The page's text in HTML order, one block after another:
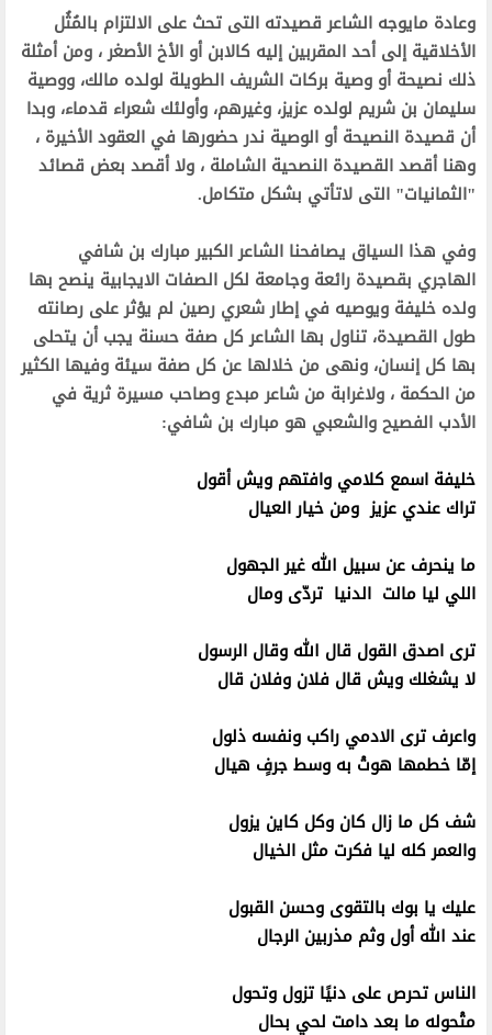
وعادة مايوجه الشاعر قصيدته التى تحث على الالتزام بالمُثُل
الأخلاقية إلى أحد المقربين إليه كالابن أو الأخ الأصغر ، ومن أمثلة
ذلك نصيحة أو وصية بركات الشريف الطويلة لولده مالك، ووصية
سليمان بن شريم لولده عزيز، وغيرهم، وأولئك شعراء قدماء، وبدا
أن قصيدة النصيحة أو الوصية ندر حضورها في العقود الأخيرة ،
وهنا أقصد القصيدة النصحية الشاملة ، ولا أقصد بعض قصائد
"الثمانيات" التى لاتأتي بشكل متكامل.
وفي هذا السياق يصافحنا الشاعر الكبير مبارك بن شافي
الهاجري بقصيدة رائعة وجامعة لكل الصفات الايجابية ينصح بها
ولده خليفة ويوصيه في إطار شعري رصين لم يؤثر على رصانته
طول القصيدة، تناول بها الشاعر كل صفة حسنة يجب أن يتحلى
بها كل إنسان، ونهى من خلالها عن كل صفة سيئة وفيها الكثير
من الحكمة ، ولاغرابة من شاعر مبدع وصاحب مسيرة ثرية في
الأدب الفصيح والشعبي هو مبارك بن شافي:
خليفة اسمع كلامي وافتهم ويش أقول
تراك عندي عزيز ومن خيار العيال
ما ينحرف عن سبيل الله غير الجهول
اللي ليا مالت الدنيا تردّى ومال
ترى اصدق القول قال الله وقال الرسول
لا يشغلك ويش قال فلان وفلان قال
واعرف ترى الادمي راكب ونفسه ذلول
إمّا خطمها هوتْ به وسط جرفٍ هيال
شف كل ما زال كان وكل كاين يزول
والعمر كله ليا فكرت مثل الخيال
عليك يا بوك بالتقوى وحسن القبول
عند الله أول وثم مذربين الرجال
الناس تحرص على دنيًا تزول وتحول
متْحوله ما بعد دامت لحيٍ بحال